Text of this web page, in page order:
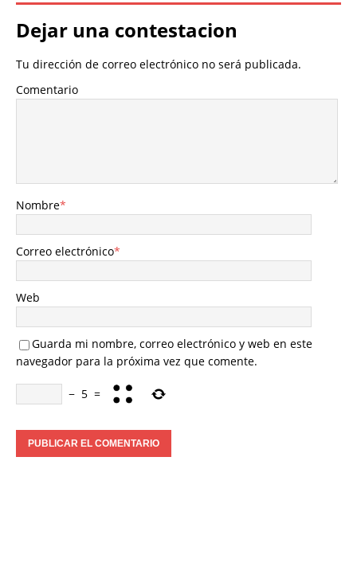
Dejar una contestacion
Tu dirección de correo electrónico no será publicada.
Comentario
Nombre*
Correo electrónico*
Web
Guarda mi nombre, correo electrónico y web en este
navegador para la próxima vez que comente.
− 5 =